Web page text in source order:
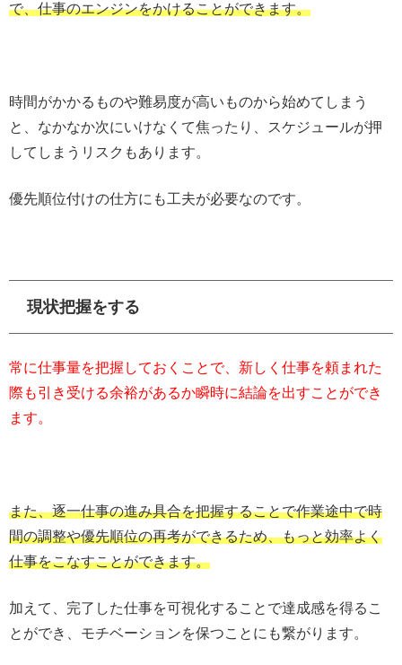
で、仕事のエンジンをかけることができます。
時間がかかるものや難易度が高いものから始めてしまう
と、なかなか次にいけなくて焦ったり、スケジュールが押
してしまうリスクもあります。
優先順位付けの仕方にも工夫が必要なのです。
現状把握をする
常に仕事量を把握しておくことで、新しく仕事を頼まれた
際も引き受ける余裕があるか瞬時に結論を出すことができ
ます。
また、逐一仕事の進み具合を把握することで作業途中で時
間の調整や優先順位の再考ができるため、もっと効率よく
仕事をこなすことができます。
加えて、完了した仕事を可視化することで達成感を得るこ
とができ、モチベーションを保つことにも繋がります。